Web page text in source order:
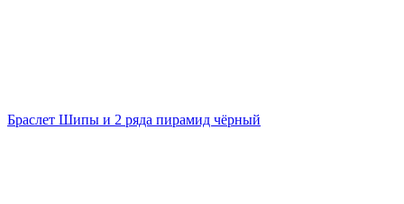
Браслет Шипы и 2 ряда пирамид чёрный